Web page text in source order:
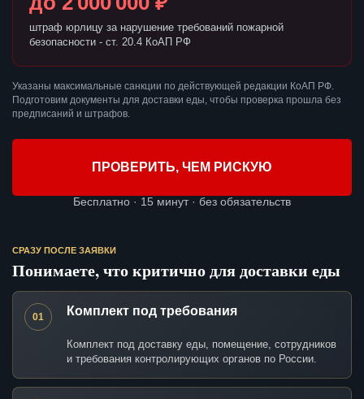
штраф юрлицу за нарушение требований пожарной
безопасности - ст. 20.4 КоАП РФ
Указаны максимальные санкции по действующей редакции КоАП РФ.
Подготовим документы для доставки еды, чтобы проверка прошла без
предписаний и штрафов.
ПРОВЕРИТЬ, ЧЕМ РИСКУЮ
Бесплатно · 15 минут · без обязательств
СРАЗУ ПОСЛЕ ЗАЯВКИ
Понимаете, что критично для доставки еды
01 Комплект под требования
Комплект под доставку еды, помещение, сотрудников
и требования контролирующих органов по России.